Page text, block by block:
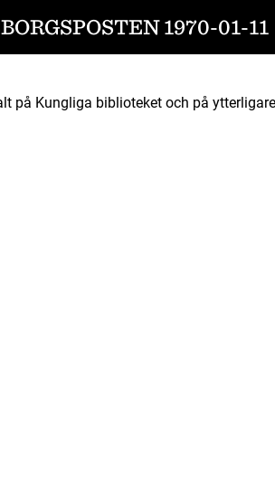
1970-01-11
på Kungliga biblioteket och på